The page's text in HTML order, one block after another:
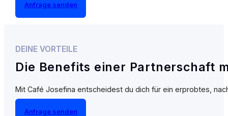
Anfrage senden
DEINE VORTEILE
Die Benefits einer Partnerschaft
Mit Café Josefina entscheidest du dich für ein erprobtes,
Anfrage senden